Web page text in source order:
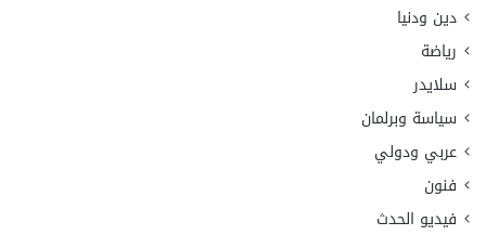
دين ودنيا
رياضة
سلايدر
سياسة وبرلمان
عربي ودولي
فنون
فيديو الحدث